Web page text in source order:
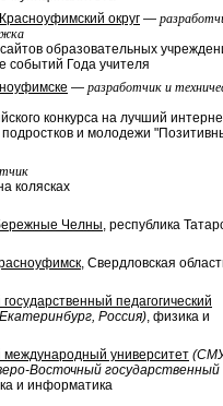
округ —
образовательных
событий Года учителя
— разработчик и
конкурса на лучший
подростков и молодежи
колясках
Челны, республика
, Свердловская
педагогический
Россия), физика и
университет
Восточный государственный
и информатика